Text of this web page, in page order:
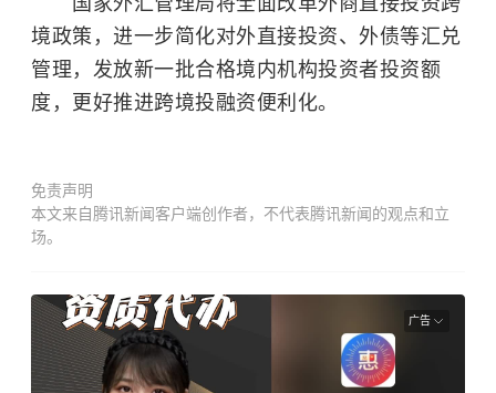
境政策，进一步简化对外直接投资、外债等汇兑
管理，发放新一批合格境内机构投资者投资额
度，更好推进跨境投融资便利化。
免责声明
本文来自腾讯新闻客户端创作者，不代表腾讯新闻的观点和立
场。
广告